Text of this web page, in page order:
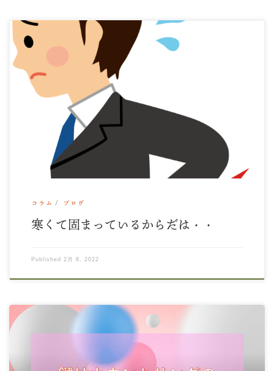
いつもありがとうございます。 立春も過ぎたのに、この寒
さ。 木曜日は雪でしょうか？？ みなさん、寒く […]
コラム ブログ
寒くて固まっているからだは・・
Published 2月 8, 2022